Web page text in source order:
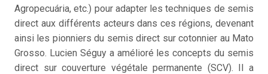
Agropecuária, etc.) pour adapter les techniques de semis
direct aux différents acteurs dans ces régions, devenant
ainsi les pionniers du semis direct sur cotonnier au Mato
Grosso. Lucien Séguy a amélioré les concepts du semis
direct sur couverture végétale permanente (SCV). Il a